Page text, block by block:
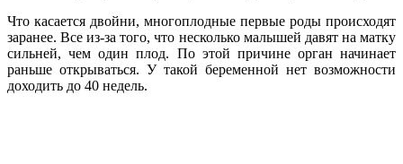
Что касается двойни, многоплодные первые роды происходят
заранее. Все из-за того, что несколько малышей давят на матку
сильней, чем один плод. По этой причине орган начинает
раньше открываться. У такой беременной нет возможности
доходить до 40 недель.